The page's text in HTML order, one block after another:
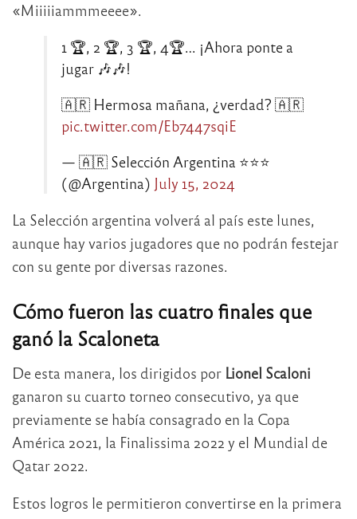
«Miiiiiammmeeee».
1 🏆, 2 🏆, 3 🏆, 4🏆… ¡Ahora ponte a
jugar 🎶🎶!
🇦🇷 Hermosa mañana, ¿verdad? 🇦🇷
pic.twitter.com/Eb7447sqiE
— 🇦🇷 Selección Argentina ⭐⭐⭐
(@Argentina) July 15, 2024
La Selección argentina volverá al país este lunes,
aunque hay varios jugadores que no podrán festejar
con su gente por diversas razones.
Cómo fueron las cuatro finales que
ganó la Scaloneta
De esta manera, los dirigidos por Lionel Scaloni
ganaron su cuarto torneo consecutivo, ya que
previamente se había consagrado en la Copa
América 2021, la Finalissima 2022 y el Mundial de
Qatar 2022.
Estos logros le permitieron convertirse en la primera